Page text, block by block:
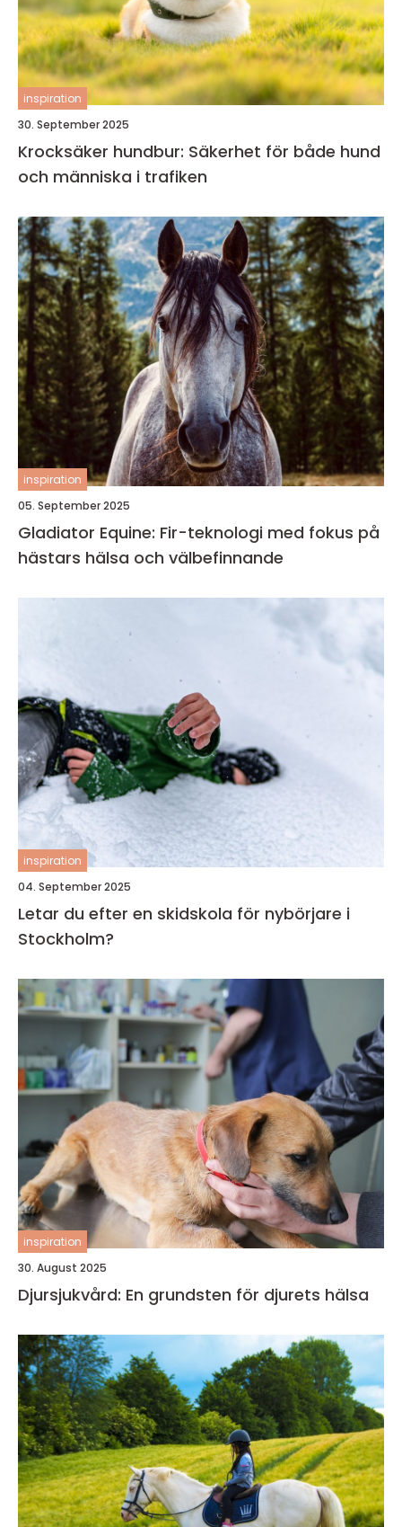
inspiration
30. September 2025
Krocksäker hundbur: Säkerhet för både hund
och människa i trafiken
inspiration
05. September 2025
Gladiator Equine: Fir-teknologi med fokus på
hästars hälsa och välbefinnande
inspiration
04. September 2025
Letar du efter en skidskola för nybörjare i
Stockholm?
inspiration
30. August 2025
Djursjukvård: En grundsten för djurets hälsa